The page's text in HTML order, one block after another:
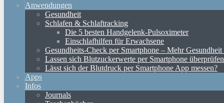
Anwendungen
Gesundheit
Schlafen & Schlaftracking
Die 5 besten Handgelenk-Pulsoximeter
Einschlafhilfen für Erwachsene
Gesundheits-Check per Smartphone – Mehr
Lassen sich Blutzuckerwerte per Smartphone
Lässt sich der Blutdruck per Smartphone App messen?
Apps
Infos
Journals